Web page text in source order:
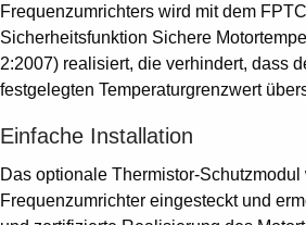
Frequenzumrichters wird mit dem
Sicherheitsfunktion Sichere
2:2007) realisiert, die verhindert, dass
festgelegten Temperaturgrenzwert
Einfache Installation
Das optionale Thermistor-Schutzmodul
Frequenzumrichter eingesteckt und